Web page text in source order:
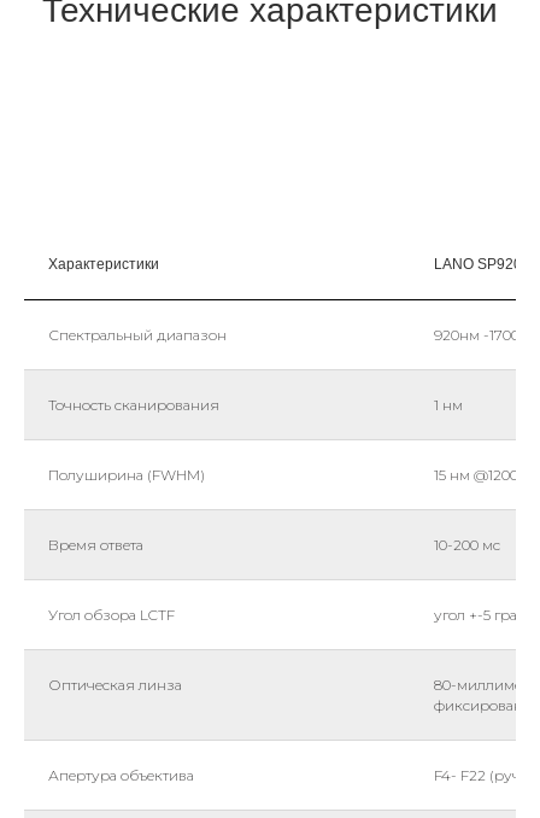
Технические характеристики
Характеристики LANO SP920-
Спектральный диапазон 920нм -1700нм
Точность сканирования 1 нм
Полуширина (FWHM) 15 нм @1200
Время ответа 10-200 мс
Угол обзора LCTF угол +-5
Оптическая линза
80-
Апертура объектива F4- F22